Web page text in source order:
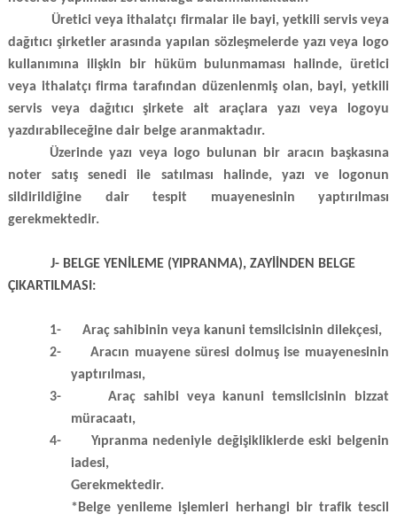
Üretici veya ithalatçı firmalar ile bayi, yetkili servis veya
dağıtıcı şirketler arasında yapılan sözleşmelerde yazı veya logo
kullanımına ilişkin bir hüküm bulunmaması halinde, üretici
veya ithalatçı firma tarafından düzenlenmiş olan, bayi, yetkili
servis veya dağıtıcı şirkete ait araçlara yazı veya logoyu
yazdırabileceğine dair belge aranmaktadır.
Üzerinde yazı veya logo bulunan bir aracın başkasına
noter satış senedi ile satılması halinde, yazı ve logonun
sildirildiğine dair tespit muayenesinin yaptırılması
gerekmektedir.
J- BELGE YENİLEME (YIPRANMA), ZAYİİNDEN BELGE
ÇIKARTILMASI:
1-
Araç sahibinin veya kanuni temsilcisinin dilekçesi,
2-
Aracın muayene süresi dolmuş ise muayenesinin
yaptırılması,
3-
Araç sahibi veya kanuni temsilcisinin bizzat
müracaatı,
4-
Yıpranma nedeniyle değişikliklerde eski belgenin
iadesi,
Gerekmektedir.
*Belge yenileme işlemleri herhangi bir trafik tescil